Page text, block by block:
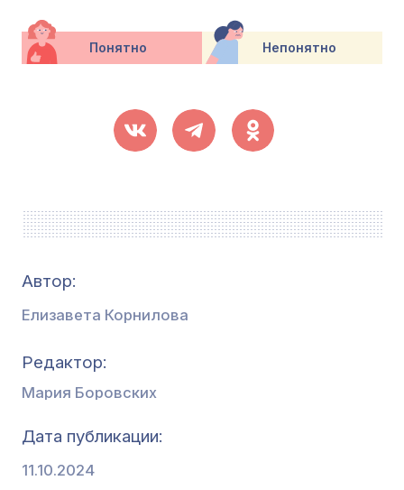
Понятно Непонятно
Автор:
Елизавета Корнилова
Редактор
Мария Боровских
Дата публикации
11.10.2024